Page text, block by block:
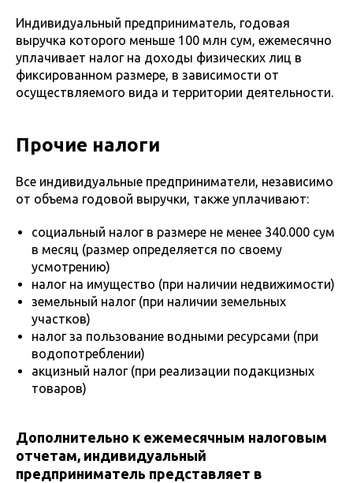
Индивидуальный предприниматель, годовая
выручка которого меньше 100 млн сум, ежемесячно
уплачивает налог на доходы физических лиц в
фиксированном размере, в зависимости от
осуществляемого вида и территории деятельности.
Прочие налоги
Все индивидуальные предприниматели, независимо
от объема годовой выручки, также уплачивают:
социальный налог в размере не менее 340.000 сум
в месяц (размер определяется по своему
усмотрению)
налог на имущество (при наличии недвижимости)
земельный налог (при наличии земельных
участков)
налог за пользование водными ресурсами (при
водопотреблении)
акцизный налог (при реализации подакцизных
товаров)
Дополнительно к ежемесячным налоговым
отчетам, индивидуальный
предприниматель представляет в